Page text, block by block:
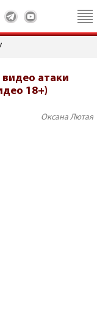
атаки
18+)
Оксана Лютая